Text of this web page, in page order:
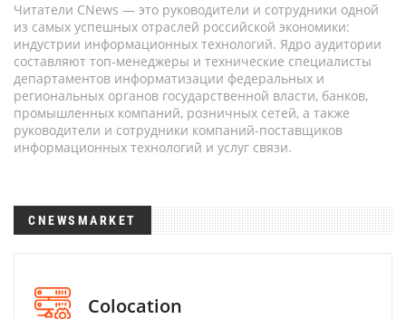
Читатели CNews — это руководители и сотрудники одной
из самых успешных отраслей российской экономики:
индустрии информационных технологий. Ядро аудитории
составляют топ-менеджеры и технические специалисты
департаментов информатизации федеральных и
региональных органов государственной власти, банков,
промышленных компаний, розничных сетей, а также
руководители и сотрудники компаний-поставщиков
информационных технологий и услуг связи.
CNEWSMARKET
Colocation